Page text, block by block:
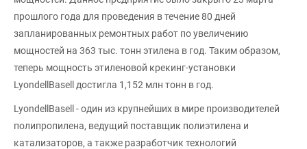
прошлого года для проведения в течение 80 дней
запланированных ремонтных работ по увеличению
мощностей на 363 тыс. тонн этилена в год. Таким образом,
теперь мощность этиленовой крекинг-установки
LyondellBasell достигла 1,152 млн тонн в год.
LyondellBasell - один из крупнейших в мире производителей
полипропилена, ведущий поставщик полиэтилена и
катализаторов, а также разработчик технологий